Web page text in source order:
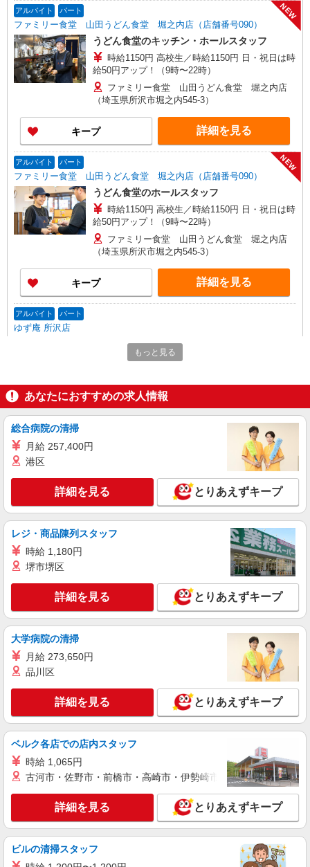
アルバイト パート
ファミリー食堂 山田うどん食堂 堀之内店（店舗番号090）
NEW
うどん食堂のキッチン・ホールスタッフ
時給1150円 高校生／時給1150円 日・祝日は時
給50円アップ！（9時〜22時）
ファミリー食堂 山田うどん食堂 堀之内店
（埼玉県所沢市堀之内545-3）
キープ 詳細を見る
アルバイト パート
ファミリー食堂 山田うどん食堂 堀之内店（店舗番号090）
NEW
うどん食堂のホールスタッフ
時給1150円 高校生／時給1150円 日・祝日は時
給50円アップ！（9時〜22時）
ファミリー食堂 山田うどん食堂 堀之内店
（埼玉県所沢市堀之内545-3）
キープ 詳細を見る
アルバイト パート
ゆず庵 所沢店
ゆず庵のホール・キッチンスタッフ
時給1,200円以上 ※研修中も時給の変動はあり
ゆず庵 所沢店（埼玉県所沢市北中1-218-1）
キープ 詳細を見る
アルバイト パート
コンパスグループ・ジャパン株式会社 39701_p
NEW
調理師【アルバイト・パート】
時給1,800円以上 試用期間中 時給1,800円以上
(試用期間2ヶ月) 残業が発生した場合、残業代を1
所沢やすらぎの里 （埼玉県所沢市東狭山ヶ丘
詳細を見る
パート
ファミリー食堂 山田うどん食堂 中富店（店舗番号010）
NEW
うどん食堂のキッチンスタッフ
給50円アップ！（9時〜22時）
ファミリー食堂 山田うどん食堂 中富店
（埼玉県所沢市中富982）
キープ 詳細を見る
アルバイト
コンパスグループ・ジャパン株式会社 39703_p
NEW
調理師【アルバイト・パート】
時給1,800円以上 試用期間中 時給1,800円以上
(試用期間2ヶ月) 残業が発生した場合、残業代を1
分単位で別途支給します。
キープ 詳細を見る
もっと見る
あなたにおすすめの求人情報
総合病院の清掃
月給 257,400円
港区
詳細を見る とりあえずキープ
レジ・商品陳列スタッフ
時給 1,180円
堺市堺区
詳細を見る とりあえずキープ
大学病院の清掃
月給 273,650円
品川区
詳細を見る とりあえずキープ
ベルク各店での店内スタッフ
時給 1,065円
古河市・佐野市・前橋市・高崎市・伊勢崎市・太田市・館林市
詳細を見る とりあえずキープ
ビルの清掃スタッフ